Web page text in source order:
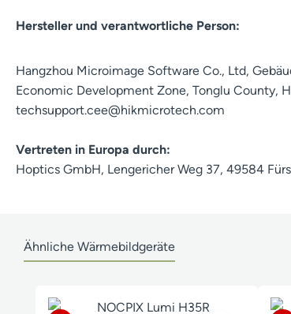
Hersteller und verantwortliche Person:
Hangzhou Microimage Software Co., Ltd,
Economic Development Zone, Tonglu County,
techsupport.cee@hikmicrotech.com
Vertreten in Europa durch:
Hoptics GmbH, Lengericher Weg 37, 49584
Ähnliche Wärmebildgeräte
Produktgalerie überspringen